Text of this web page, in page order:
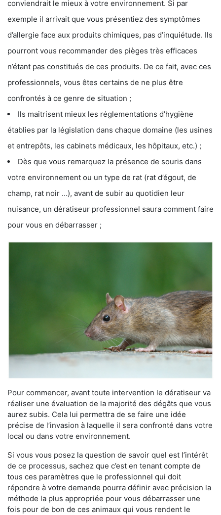
conviendrait le mieux à votre environnement. Si par
exemple il arrivait que vous présentiez des symptômes
d’allergie face aux produits chimiques, pas d’inquiétude. Ils
pourront vous recommander des pièges très efficaces
n’étant pas constitués de ces produits. De ce fait, avec ces
professionnels, vous êtes certains de ne plus être
confrontés à ce genre de situation ;
Ils maitrisent mieux les réglementations d’hygiène
établies par la législation dans chaque domaine (les usines
et entrepôts, les cabinets médicaux, les hôpitaux, etc.) ;
Dès que vous remarquez la présence de souris dans
votre environnement ou un type de rat (rat d’égout, de
champ, rat noir …), avant de subir au quotidien leur
nuisance, un dératiseur professionnel saura comment faire
pour vous en débarrasser ;
Pour commencer, avant toute intervention le dératiseur va
réaliser une évaluation de la majorité des dégâts que vous
aurez subis. Cela lui permettra de se faire une idée
précise de l’invasion à laquelle il sera confronté dans votre
local ou dans votre environnement.
Si vous vous posez la question de savoir quel est l’intérêt
de ce processus, sachez que c’est en tenant compte de
tous ces paramètres que le professionnel qui doit
répondre à votre demande pourra définir avec précision la
méthode la plus appropriée pour vous débarrasser une
fois pour de bon de ces animaux qui vous rendent le